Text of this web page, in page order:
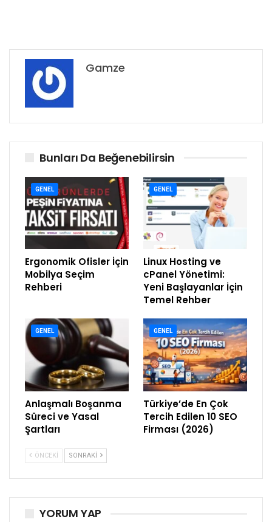
Gamze
Bunları Da Beğenebilirsin
GENEL
Ergonomik Ofisler İçin
Mobilya Seçim
Rehberi
GENEL
Linux Hosting ve
cPanel Yönetimi:
Yeni Başlayanlar İçin
Temel Rehber
GENEL
Anlaşmalı Boşanma
Süreci ve Yasal
Şartları
GENEL
Türkiye’de En Çok
Tercih Edilen 10 SEO
Firması (2026)
ÖNCEKI SONRAKI
YORUM YAP